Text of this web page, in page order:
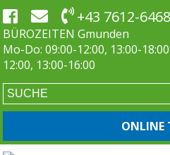
+43 7612-
BÜROZEITEN Gmunden
Mo-Do: 09:00-12:00, 13:00-
12:00, 13:00-16:00
ONLINE